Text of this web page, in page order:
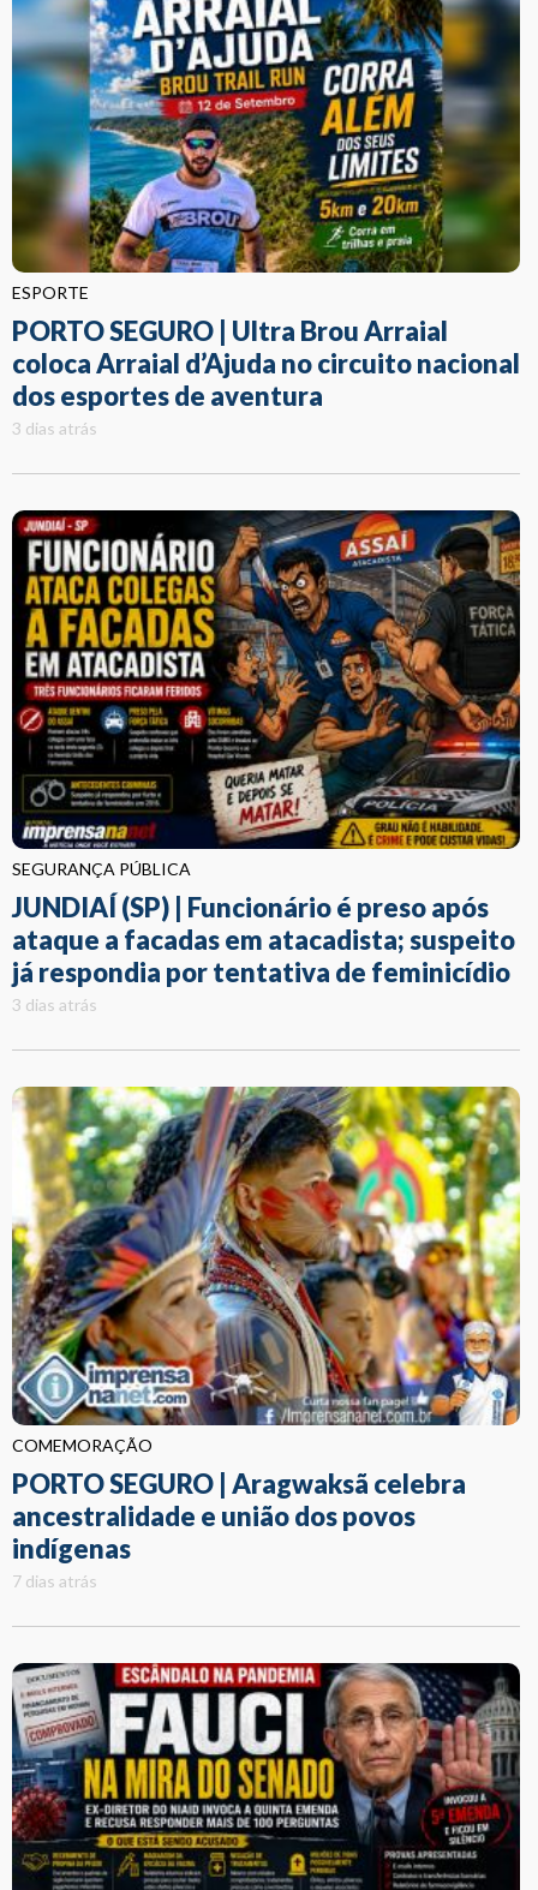
ESPORTE
PORTO SEGURO | Ultra Brou Arraial
coloca Arraial d’Ajuda no circuito nacional
dos esportes de aventura
3 dias atrás
SEGURANÇA PÚBLICA
JUNDIAÍ (SP) | Funcionário é preso após
ataque a facadas em atacadista; suspeito
já respondia por tentativa de feminicídio
3 dias atrás
COMEMORAÇÃO
PORTO SEGURO | Aragwaksã celebra
ancestralidade e união dos povos
indígenas
7 dias atrás